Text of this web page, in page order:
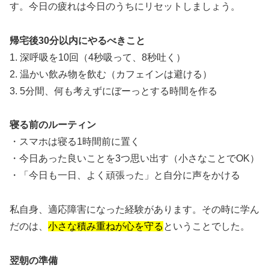
す。今日の疲れは今日のうちにリセットしましょう。
帰宅後30分以内にやるべきこと
1. 深呼吸を10回（4秒吸って、8秒吐く）
2. 温かい飲み物を飲む（カフェインは避ける）
3. 5分間、何も考えずにぼーっとする時間を作る
寝る前のルーティン
・スマホは寝る1時間前に置く
・今日あった良いことを3つ思い出す（小さなことでOK）
・「今日も一日、よく頑張った」と自分に声をかける
私自身、適応障害になった経験があります。その時に学ん
だのは、 小さな積み重ねが心を守る ということでした。
翌朝の準備